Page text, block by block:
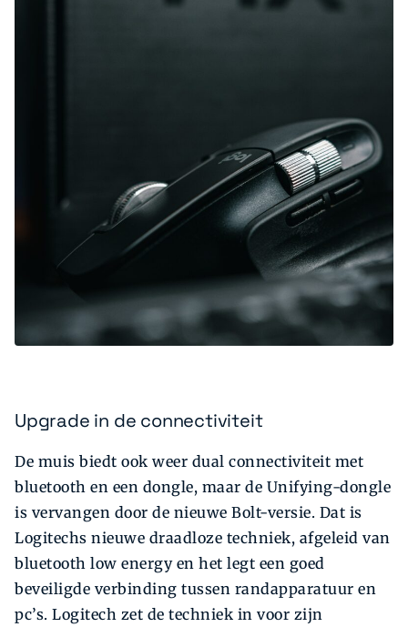
Upgrade in de connectiviteit
De muis biedt ook weer dual connectiviteit met
bluetooth en een dongle, maar de Unifying-dongle
is vervangen door de nieuwe Bolt-versie. Dat is
Logitechs nieuwe draadloze techniek, afgeleid van
bluetooth low energy en het legt een goed
beveiligde verbinding tussen randapparatuur en
pc’s. Logitech zet de techniek in voor zijn